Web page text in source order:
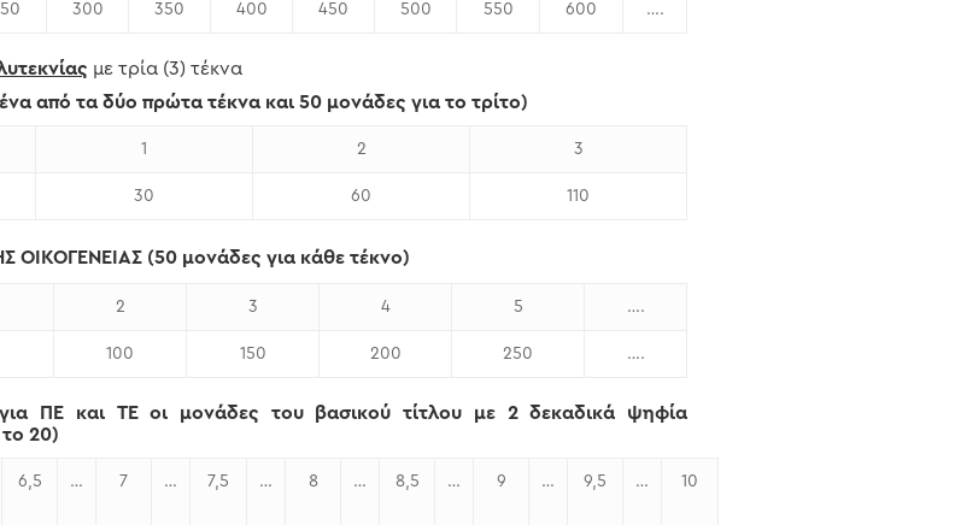
300 350 400 450 500 550 600 ….
με τρία (3) τέκνα
από τα δύο πρώτα τέκνα και 50 μονάδες για το τρίτο)
1 2 3
30 60 110
(50 μονάδες για κάθε τέκνο)
2 3 4 5 ….
100 150 200 250 ….
ΤΕ οι μονάδες του βασικού τίτλου με 2 δεκαδικά ψηφία
20)
6,5 … 7 … 7,5 … 8 … 8,5 … 9 … 9,5 … 10